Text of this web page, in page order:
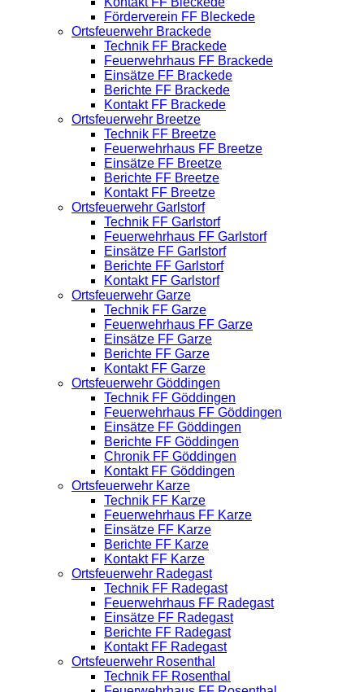
Förderverein FF Bleckede
Ortsfeuerwehr Brackede
Technik FF Brackede
Feuerwehrhaus FF Brackede
Einsätze FF Brackede
Berichte FF Brackede
Kontakt FF Brackede
Ortsfeuerwehr Breetze
Technik FF Breetze
Feuerwehrhaus FF Breetze
Einsätze FF Breetze
Berichte FF Breetze
Kontakt FF Breetze
Ortsfeuerwehr Garlstorf
Technik FF Garlstorf
Feuerwehrhaus FF Garlstorf
Einsätze FF Garlstorf
Berichte FF Garlstorf
Kontakt FF Garlstorf
Ortsfeuerwehr Garze
Technik FF Garze
Feuerwehrhaus FF Garze
Einsätze FF Garze
Berichte FF Garze
Kontakt FF Garze
Ortsfeuerwehr Göddingen
Technik FF Göddingen
Feuerwehrhaus FF Göddingen
Einsätze FF Göddingen
Berichte FF Göddingen
Chronik FF Göddingen
Kontakt FF Göddingen
Ortsfeuerwehr Karze
Technik FF Karze
Feuerwehrhaus FF Karze
Einsätze FF Karze
Berichte FF Karze
Kontakt FF Karze
Ortsfeuerwehr Radegast
Technik FF Radegast
Feuerwehrhaus FF Radegast
Einsätze FF Radegast
Berichte FF Radegast
Kontakt FF Radegast
Ortsfeuerwehr Rosenthal
Technik FF Rosenthal